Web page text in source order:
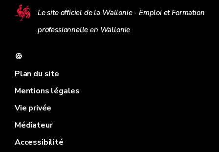
Le site officiel de la Wallonie - Emploi et Formation
professionnelle en Wallonie
🍪
Plan du site
Mentions légales
Vie privée
Médiateur
Accessibilité